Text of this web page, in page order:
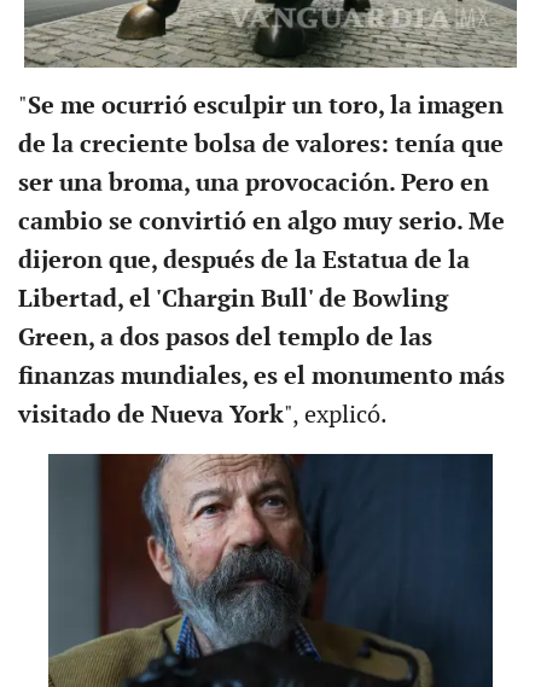
"Se me ocurrió esculpir un toro, la imagen
de la creciente bolsa de valores: tenía que
ser una broma, una provocación. Pero en
cambio se convirtió en algo muy serio. Me
dijeron que, después de la Estatua de la
Libertad, el 'Chargin Bull' de Bowling
Green, a dos pasos del templo de las
finanzas mundiales, es el monumento más
visitado de Nueva York", explicó.